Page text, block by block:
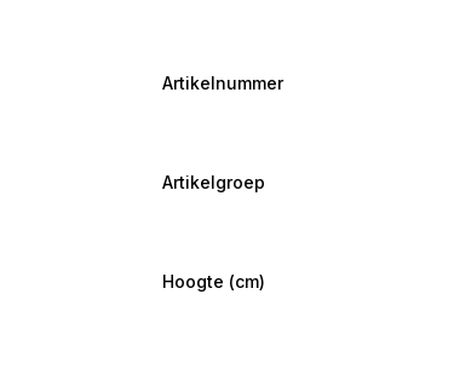
Artikelnummer
Artikelgroep
Hoogte (cm)